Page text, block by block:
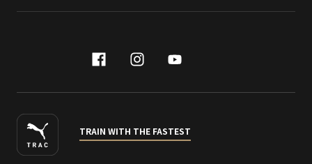
facebook
instagram
youtube
TRAIN WITH THE FASTEST